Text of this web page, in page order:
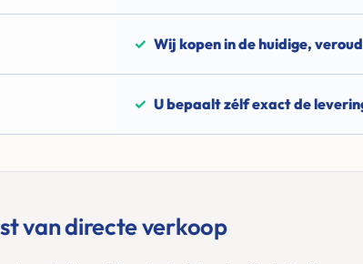
✓ Wij kopen in de huidige,
✓ U bepaalt zélf exact de
van directe verkoop